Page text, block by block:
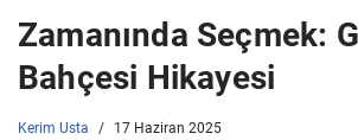
Zamanında Seçmek:
Bahçesi Hikayesi
Kerim Usta 17 Haziran 2025